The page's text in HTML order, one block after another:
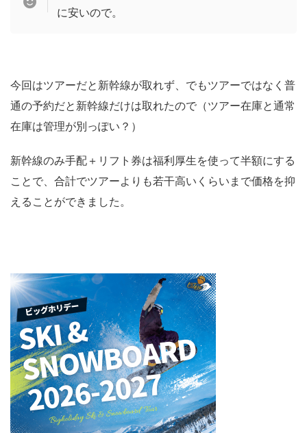
に安いので。
今回はツアーだと新幹線が取れず、でもツアーではなく普
通の予約だと新幹線だけは取れたので（ツアー在庫と通常
在庫は管理が別っぽい？）
新幹線のみ手配＋リフト券は福利厚生を使って半額にする
ことで、合計でツアーよりも若干高いくらいまで価格を抑
えることができました。